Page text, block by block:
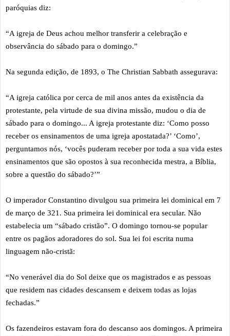
paróquias diz:
“A igreja de Deus achou melhor transferir a celebração e
observância do sábado para o domingo.”
Na segunda edição, de 1893, o The Christian Sabbath assegurava:
“A igreja católica por cerca de mil anos antes da existência da
protestante, pela virtude de sua divina missão, mudou o dia de
sábado para o domingo... A igreja protestante diz: ‘Como posso
receber os ensinamentos de uma igreja apostatada?’ ‘Como’,
perguntamos nós, ‘vocês puderam receber por toda a sua vida estes
ensinamentos que são opostos à sua reconhecida mestra, a Bíblia,
sobre a questão do sábado?’”
O imperador Constantino divulgou sua primeira lei dominical em 7
de março de 321. Sua primeira lei dominical era secular. Não
estabelecia um “sábado cristão”. O domingo tornou-se popular
entre os pagãos adoradores do sol. Sua lei foi escrita numa
linguagem não-cristã:
“No venerável dia do Sol deixe que os magistrados e as pessoas
que residem nas cidades descansem e deixem todas as lojas
fechadas.”
Os fazendeiros estavam fora do descanso aos domingos. A primeira